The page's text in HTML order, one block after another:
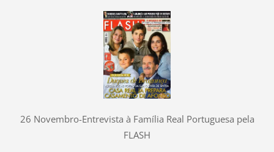
26 Novembro-Entrevista à Família Real Portuguesa pela
FLASH